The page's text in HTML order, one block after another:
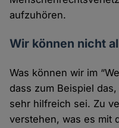
aufzuhören.
Wir können nicht
Was können wir im
dass zum Beispiel
sehr hilfreich sei. Zu
verstehen, was es mit